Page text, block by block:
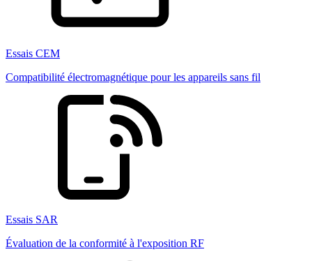
Essais CEM
Compatibilité électromagnétique pour les appareils sans fil
Essais SAR
Évaluation de la conformité à l'exposition RF